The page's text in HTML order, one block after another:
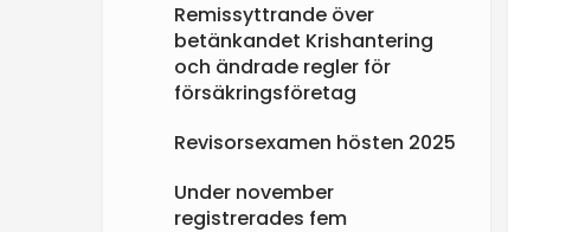
Remissyttrande över
betänkandet Krishantering
och ändrade regler för
försäkringsföretag
Revisorsexamen hösten 2025
Under november
registrerades fem